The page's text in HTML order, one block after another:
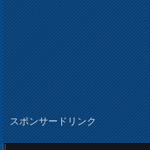
スポンサードリンク